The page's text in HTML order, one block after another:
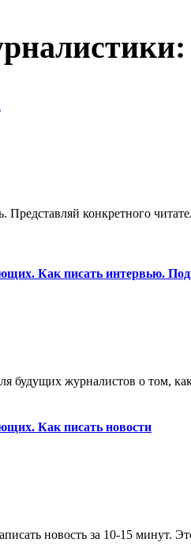
Представляй конкретного
Как писать интервью.
будущих журналистов о том,
Как писать новости
новость за 10-15 минут.